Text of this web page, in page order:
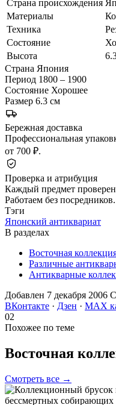
Страна происхождения
Материалы
Техника
Состояние
Высота
Страна Япония
Период 1800 – 1900
Состояние Хорошее
Размер 6.3 см
Бережная доставка
Профессиональная
от 700 ₽.
Проверка и атрибуция
Каждый предмет
Работаем без посредников.
Тэги
Японский антиквариат
В разделах
Восточная
Различные
Антикварные
Добавлен 7 декабря 2006
ВКонтакте · Дзен · MAX
02
Похожее по теме
Восточная
Смотреть все →